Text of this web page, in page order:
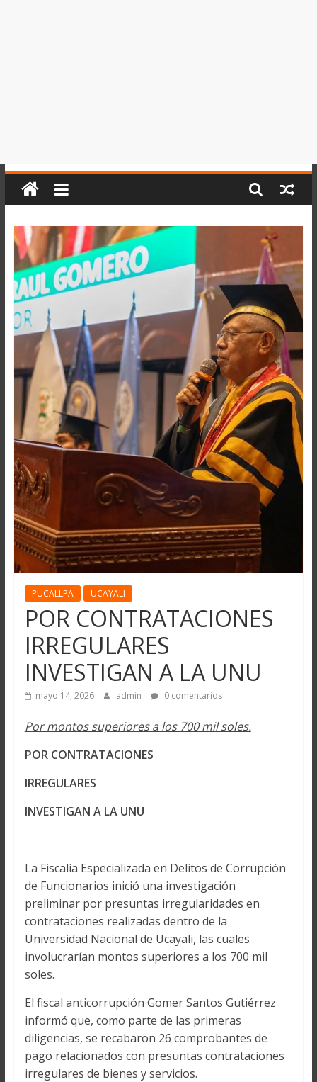
PUCALLPA UCAYALI
POR CONTRATACIONES
IRREGULARES
INVESTIGAN A LA UNU
mayo 14, 2026 admin 0 comentarios
Por montos superiores a los 700 mil soles.
POR CONTRATACIONES
IRREGULARES
INVESTIGAN A LA UNU
La Fiscalía Especializada en Delitos de Corrupción
de Funcionarios inició una investigación
preliminar por presuntas irregularidades en
contrataciones realizadas dentro de la
Universidad Nacional de Ucayali, las cuales
involucrarían montos superiores a los 700 mil
soles.
El fiscal anticorrupción Gomer Santos Gutiérrez
informó que, como parte de las primeras
diligencias, se recabaron 26 comprobantes de
pago relacionados con presuntas contrataciones
irregulares de bienes y servicios.